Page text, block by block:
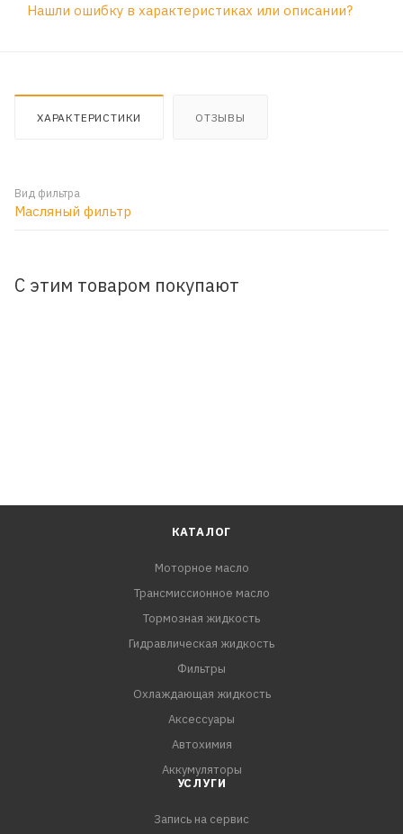
Нашли ошибку в характеристиках или описании?
ХАРАКТЕРИСТИКИ ОТЗЫВЫ
Вид фильтра
Масляный фильтр
С этим товаром покупают
КАТАЛОГ
Моторное масло
Трансмиссионное масло
Тормозная жидкость
Гидравлическая жидкость
Фильтры
Охлаждающая жидкость
Аксессуары
Автохимия
Аккумуляторы
УСЛУГИ
Запись на сервис